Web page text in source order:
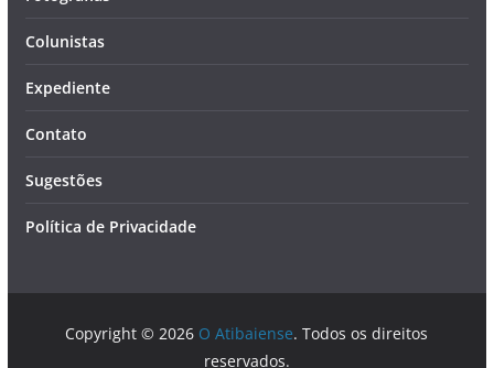
Colunistas
Expediente
Contato
Sugestões
Política de Privacidade
Copyright © 2026 O Atibaiense. Todos os direitos
reservados.